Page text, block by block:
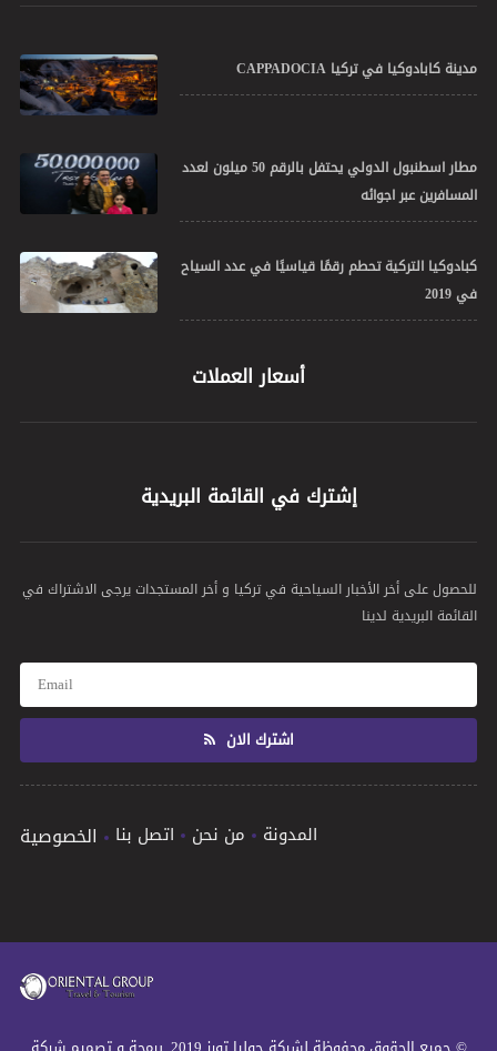
مدينة كابادوكيا في تركيا CAPPADOCIA
مطار اسطنبول الدولي يحتفل بالرقم 50 ميلون لعدد
المسافرين عبر اجوائه
كبادوكيا التركية تحطم رقمًا قياسيًا في عدد السياح
في 2019
أسعار العملات
إشترك في القائمة البريدية
للحصول على أخر الأخبار السياحية في تركيا و أخر المستجدات يرجى الاشتراك في
القائمة البريدية لدينا
اشترك الان
الخصوصية اتصل بنا من نحن المدونة
© جميع الحقوق محفوظة لشركة جوليا تورز 2019 .برمجة و تصميم شركة